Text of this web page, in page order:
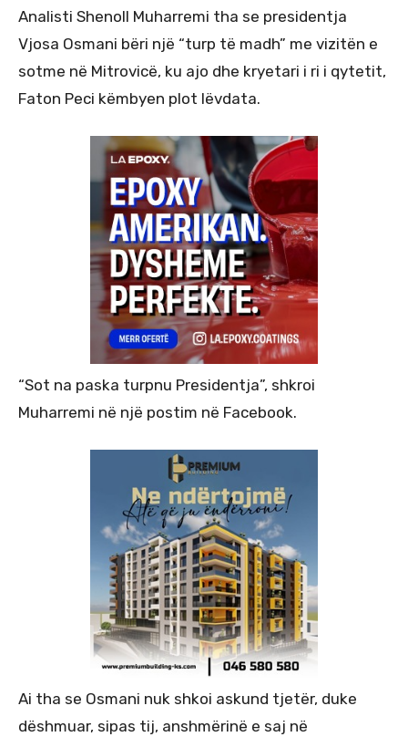
Analisti Shenoll Muharremi tha se presidentja
Vjosa Osmani bëri një “turp të madh” me vizitën e
sotme në Mitrovicë, ku ajo dhe kryetari i ri i qytetit,
Faton Peci këmbyen plot lëvdata.
“Sot na paska turpnu Presidentja”, shkroi
Muharremi në një postim në Facebook.
Ai tha se Osmani nuk shkoi askund tjetër, duke
dëshmuar, sipas tij, anshmërinë e saj në